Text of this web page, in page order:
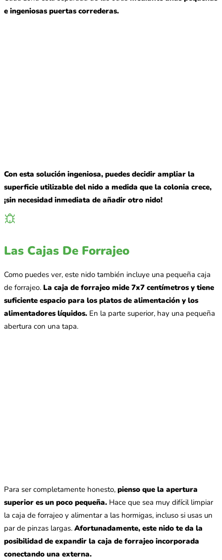
e ingeniosas puertas correderas.
Con esta solución ingeniosa, puedes decidir ampliar la
superficie utilizable del nido a medida que la colonia crece,
¡sin necesidad inmediata de añadir otro nido!
Las Cajas De Forrajeo
Como puedes ver, este nido también incluye una pequeña caja
de forrajeo. La caja de forrajeo mide 7x7 centímetros y tiene
suficiente espacio para los platos de alimentación y los
alimentadores líquidos. En la parte superior, hay una pequeña
abertura con una tapa.
Para ser completamente honesto, pienso que la apertura
superior es un poco pequeña. Hace que sea muy difícil limpiar
la caja de forrajeo y alimentar a las hormigas, incluso si usas un
par de pinzas largas. Afortunadamente, este nido te da la
posibilidad de expandir la caja de forrajeo incorporada
conectando una externa.